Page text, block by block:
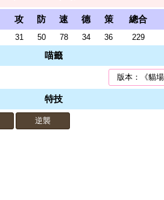
攻 防 速 德 策 總合
31 50 78 34 36 229
喵籤
版本：《貓
特技
逆襲